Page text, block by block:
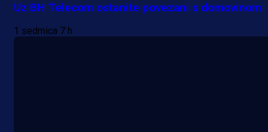
Uz BH Telecom ostanite povezani s domovinom
1 sedmica 7 h